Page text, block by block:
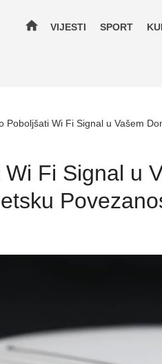
home VIJESTI SPORT
Poboljšati Wi Fi Signal u Vašem
Fi Signal u